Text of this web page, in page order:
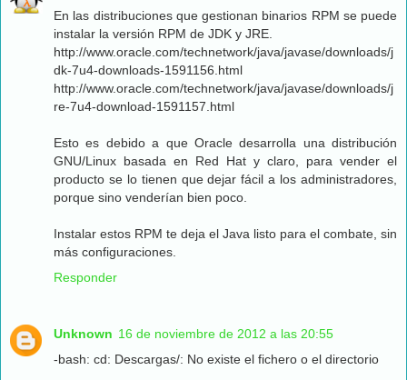
En las distribuciones que gestionan binarios RPM se puede
instalar la versión RPM de JDK y JRE.
http://www.oracle.com/technetwork/java/javase/downloads/j
dk-7u4-downloads-1591156.html
http://www.oracle.com/technetwork/java/javase/downloads/j
re-7u4-download-1591157.html
Esto es debido a que Oracle desarrolla una distribución
GNU/Linux basada en Red Hat y claro, para vender el
producto se lo tienen que dejar fácil a los administradores,
porque sino venderían bien poco.
Instalar estos RPM te deja el Java listo para el combate, sin
más configuraciones.
Responder
Unknown 16 de noviembre de 2012 a las 20:55
-bash: cd: Descargas/: No existe el fichero o el directorio